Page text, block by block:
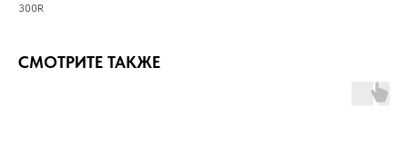
300R
СМОТРИТЕ ТАКЖЕ